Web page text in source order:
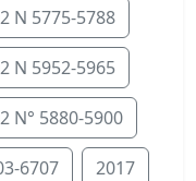
N 5775-5788
N 5952-5965
N° 5880-5900
6707 2017